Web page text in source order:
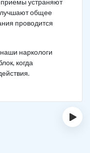
приемы устраняют
общее
проводится
наркологи
когда
›